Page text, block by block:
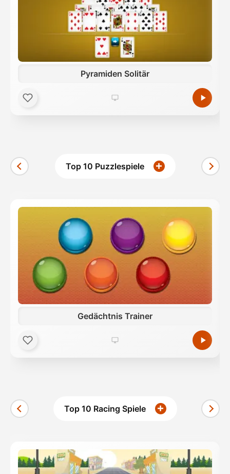
Pyramiden Solitär
Top 10 Puzzlespiele
Gedächtnis Trainer
Top 10 Racing Spiele